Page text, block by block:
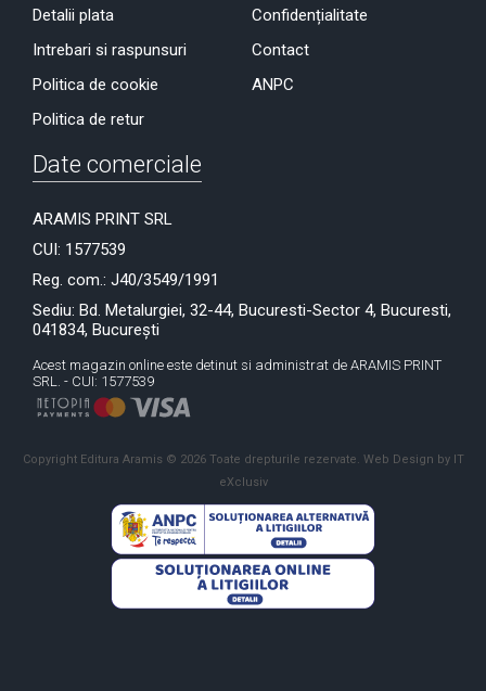
Detalii plata
Intrebari si raspunsuri
Politica de cookie
Politica de retur
Confidențialitate
Contact
ANPC
Date comerciale
ARAMIS PRINT SRL
CUI: 1577539
Reg. com.: J40/3549/1991
Sediu: Bd. Metalurgiei, 32-44, Bucuresti-Sector 4, Bucuresti,
041834, București
Acest magazin online este detinut si administrat de ARAMIS PRINT
SRL. - CUI: 1577539
Copyright Editura Aramis © 2026 Toate drepturile rezervate. Web Design by IT
eXclusiv